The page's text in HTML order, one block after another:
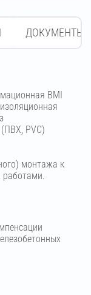
ДОКУМЕНТЫ
BMI
PVC)
монтажа к